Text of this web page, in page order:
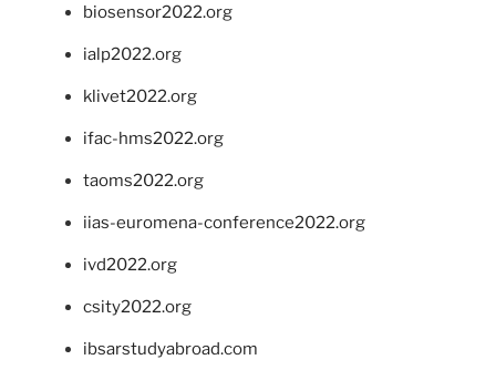
biosensor2022.org
ialp2022.org
klivet2022.org
ifac-hms2022.org
taoms2022.org
iias-euromena-conference2022.org
ivd2022.org
csity2022.org
ibsarstudyabroad.com